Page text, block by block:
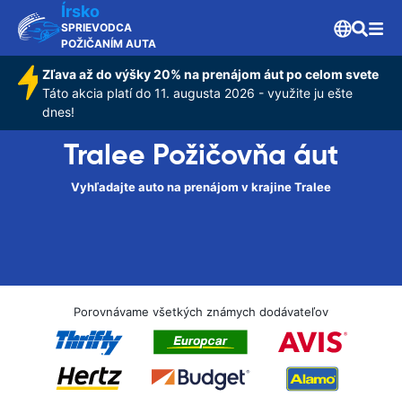
Írsko
SPRIEVODCA
POŽIČANÍM AUTA
Zľava až do výšky 20% na prenájom áut po celom svete
Táto akcia platí do 11. augusta 2026 - využite ju ešte
dnes!
Tralee Požičovňa áut
Vyhľadajte auto na prenájom v krajine Tralee
Porovnávame všetkých známych dodávateľov